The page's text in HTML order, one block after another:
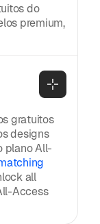
do
premium,
gratuitos
designs
plano All-
all
Access